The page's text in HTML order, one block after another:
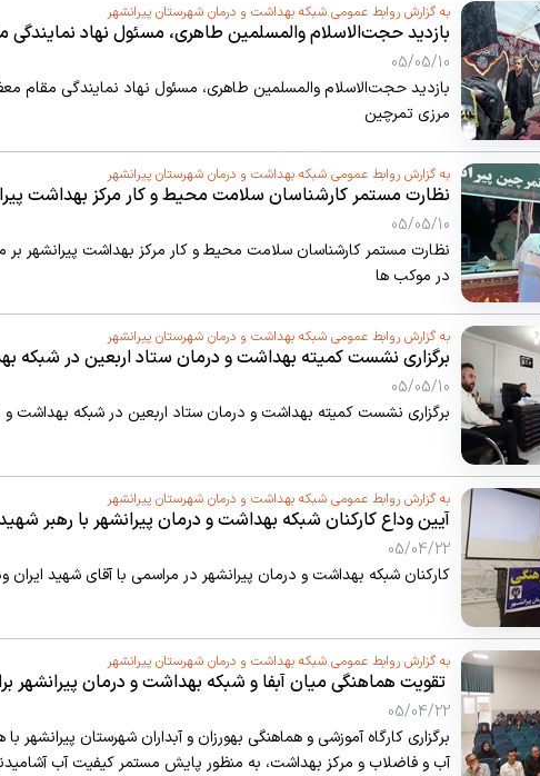
به گزارش روابط عمومی شبکه بهداشت و درمان شهرستان پیرانشهر
بازدید حجت‌الاسلام والمسلمین طاهری، مسئول نهاد
همراه از پایانه مرزی تمرچین
05/05/10
بازدید حجت‌الاسلام والمسلمین طاهری، مسئول نهاد نمایندگی مقام
مرزی تمرچین
به گزارش روابط عمومی شبکه بهداشت و درمان شهرستان پیرانشهر
نظارت مستمر کارشناسان سلامت محیط و کار مرکز بهداشت
آشامیدنی توزیعی در موکب ها
05/05/10
نظارت مستمر کارشناسان سلامت محیط و کار مرکز بهداشت پیرانشهر بر
در موکب ها
به گزارش روابط عمومی شبکه بهداشت و درمان شهرستان پیرانشهر
برگزاری نشست کمیته بهداشت و درمان ستاد اربعین در شبکه
پیرانشهر
05/05/10
برگزاری نشست کمیته بهداشت و درمان ستاد اربعین در شبکه بهداشت و
به گزارش روابط عمومی شبکه بهداشت و درمان شهرستان پیرانشهر
آیین وداع کارکنان شبکه بهداشت و درمان پیرانشهر با رهبر شهید ایران
05/04/22
کارکنان شبکه بهداشت و درمان پیرانشهر در مراسمی با آقای شهید ایران وداع کردند.
به گزارش روابط عمومی شبکه بهداشت و درمان شهرستان پیرانشهر
تقویت هماهنگی میان آبفا و شبکه بهداشت و درمان پیرانشهر
آشامیدنی شهروندان
05/04/22
برگزاری کارگاه آموزشی و هماهنگی بهورزان و آبداران شهرستان
آب و فاضلاب و مرکز بهداشت، به‌ منظور پایش مستمر کیفیت آب